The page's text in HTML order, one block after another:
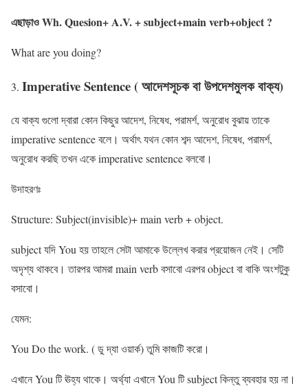
এছাড়াও Wh. Quesion+ A.V. + subject+main verb+object ?
What are you doing?
Imperative Sentence ( আদেশসূচক বা উপদেশমুলক বাক্য)
যে বাক্য গুলো দ্বারা কোন কিছুর আদেশ, নিষেধ, পরামর্শ, অনুরোধ বুঝায় তাকে
imperative sentence বলে। অর্থাৎ যথন কোন শব্দ আদেশ, নিষেধ, পরামর্শ,
অনুরোধ করছি তখন একে imperative sentence বলবো।
উদাহরণঃ
Structure: Subject(invisible)+ main verb + object.
subject যদি You হয় তাহলে সেটা আমাকে উল্লেখ করার প্রয়োজন নেই। সেটি
অদৃশ্য থাকবে। তারপর আমরা main verb বসাবো এরপর object বা বাকি অংশটুকু
বসাবো।
যেমন:
You Do the work. ( ডু দ্যা ওয়ার্ক) তুমি কাজটি করো।
এখানে You টি ঊহ্য থাকে। অর্থ্যা এখানে You টি subject কিন্তু ব্যবহার হয় না।